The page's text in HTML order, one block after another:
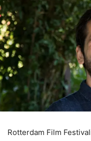
Rotterdam Film